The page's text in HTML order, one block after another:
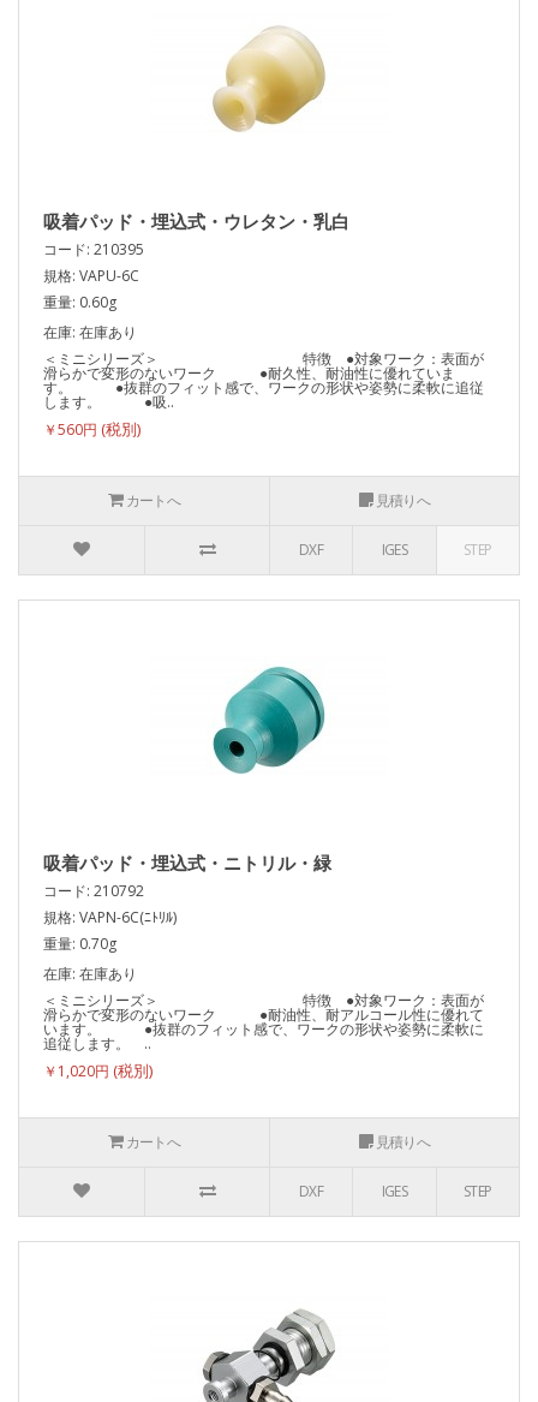
吸着パッド・埋込式・ウレタン・乳白
コード: 210395
規格: VAPU-6C
重量: 0.60g
在庫: 在庫あり
＜ミニシリーズ＞ 特徴 ●対象ワーク：表面が
滑らかで変形のないワーク ●耐久性、耐油性に優れていま
す。 ●抜群のフィット感で、ワークの形状や姿勢に柔軟に追従
します。 ●吸..
￥560円
カートへ 見積りへ
DXF IGES STEP
吸着パッド・埋込式・ニトリル・緑
コード: 210792
規格: VAPN-6C(ﾆﾄﾘﾙ)
重量: 0.70g
在庫: 在庫あり
＜ミニシリーズ＞ 特徴 ●対象ワーク：表面が
滑らかで変形のないワーク ●耐油性、耐アルコール性に優れて
います。 ●抜群のフィット感で、ワークの形状や姿勢に柔軟に
追従します。 ..
￥1,020円
カートへ 見積りへ
DXF IGES STEP